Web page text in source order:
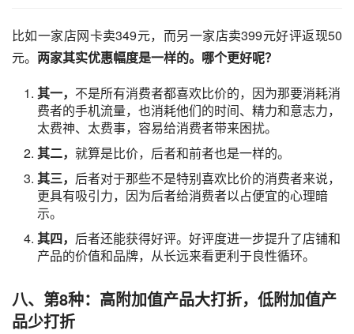
比如一家店网卡卖349元，而另一家店卖399元好评返现50
元。 两家其实优惠幅度是一样的。哪个更好呢？
其一， 不是所有消费者都喜欢比价的，因为那要消耗消
费者的手机流量，也消耗他们的时间、精力和意志力，
太费神、太费事，容易给消费者带来困扰。
其二， 就算是比价，后者和前者也是一样的。
其三， 后者对于那些不是特别喜欢比价的消费者来说，
更具有吸引力，因为后者给消费者以占便宜的心理暗
示。
其四， 后者还能获得好评。好评度进一步提升了店铺和
产品的价值和品牌，从长远来看更利于良性循环。
八、第8种：高附加值产品大打折，低附加值产
品少打折